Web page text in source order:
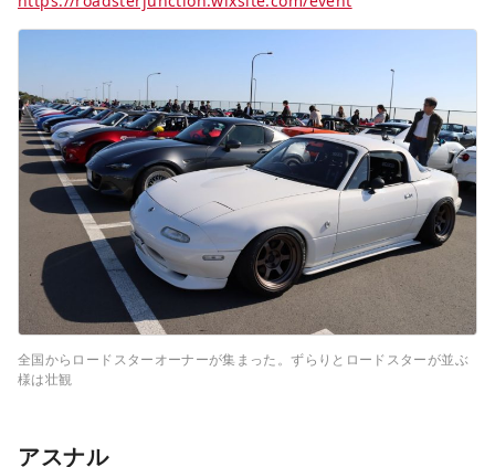
全国からロードスターオーナーが集まった。ずらりとロードスターが並ぶ
様は壮観
アスナル